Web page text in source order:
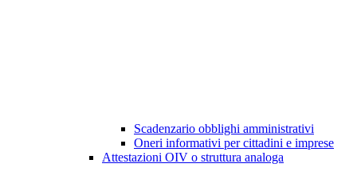
Scadenzario obblighi amministrativi
Oneri informativi per cittadini e imprese
Attestazioni OIV o struttura analoga